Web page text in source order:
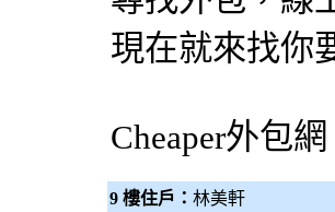
現在就來找你
Cheaper外包網
9 樓住戶： 林美軒